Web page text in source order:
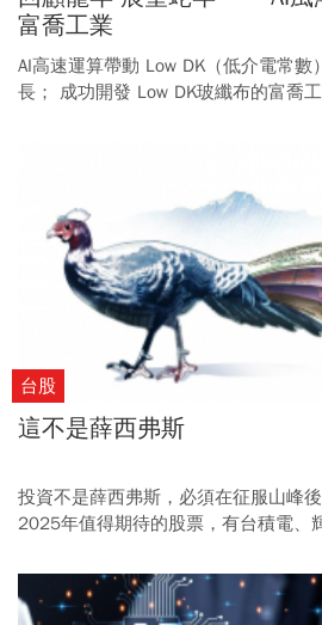
富喬工業
AI高速運算帶動 Low DK（低介電常
長； 成功開發 Low DK玻纖布的富喬
台股
這不是薛西弗斯
投資不是薛西弗斯，必須在征服山峰
2025年值得期待的股票，有台積電、